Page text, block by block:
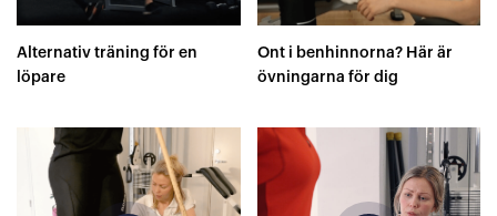
Alternativ träning för en
löpare
Ont i benhinnorna? Här är
övningarna för dig